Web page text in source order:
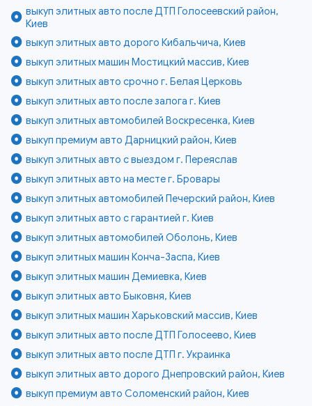
выкуп элитных авто после ДТП Голосеевский район,
Киев
выкуп элитных авто дорого Кибальчича, Киев
выкуп элитных машин Мостицкий массив, Киев
выкуп элитных авто срочно г. Белая Церковь
выкуп элитных авто после залога г. Киев
выкуп элитных автомобилей Воскресенка, Киев
выкуп премиум авто Дарницкий район, Киев
выкуп элитных авто с выездом г. Переяслав
выкуп элитных авто на месте г. Бровары
выкуп элитных автомобилей Печерский район, Киев
выкуп элитных авто с гарантией г. Киев
выкуп элитных автомобилей Оболонь, Киев
выкуп элитных машин Конча-Заспа, Киев
выкуп элитных машин Демиевка, Киев
выкуп элитных авто Быковня, Киев
выкуп элитных машин Харьковский массив, Киев
выкуп элитных авто после ДТП Голосеево, Киев
выкуп элитных авто после ДТП г. Украинка
выкуп элитных авто дорого Днепровский район, Киев
выкуп премиум авто Соломенский район, Киев